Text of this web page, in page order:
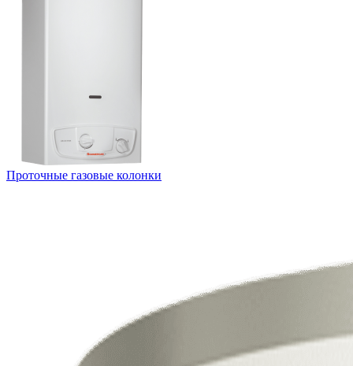
Проточные газовые колонки